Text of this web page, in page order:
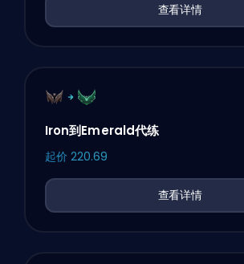
查看详情
Iron到Emerald代练
起价 220.69
查看详情